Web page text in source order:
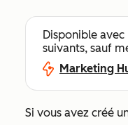
Disponible avec
suivants, sauf
Marketing
Si vous avez créé